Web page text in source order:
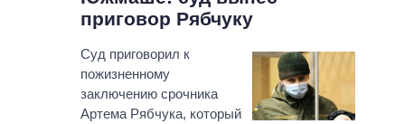
приговор Рябчуку
Суд приговорил к
пожизненному
заключению срочника
Артема Рябчука, который